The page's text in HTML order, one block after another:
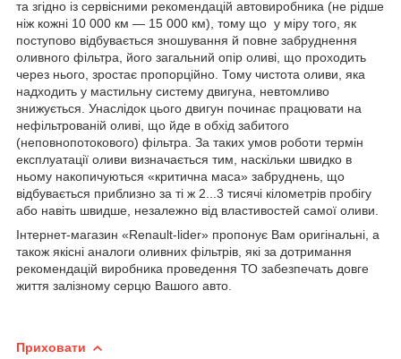
та згідно із сервісними рекомендацій автовиробника (не рідше
ніж кожні 10 000 км — 15 000 км), тому що у міру того, як
поступово відбувається зношування й повне забруднення
оливного фільтра, його загальний опір оливі, що проходить
через нього, зростає пропорційно. Тому чистота оливи, яка
надходить у мастильну систему двигуна, невтомливо
знижується. Унаслідок цього двигун починає працювати на
нефільтрованій оливі, що йде в обхід забитого
(неповнопотокового) фільтра. За таких умов роботи термін
експлуатації оливи визначається тим, наскільки швидко в
ньому накопичуються «критична маса» забруднень, що
відбувається приблизно за ті ж 2...3 тисячі кілометрів пробігу
або навіть швидше, незалежно від властивостей самої оливи.
Інтернет-магазин «Renault-lider» пропонує Вам оригінальні, а
також якісні аналоги оливних фільтрів, які за дотримання
рекомендацій виробника проведення ТО забезпечать довге
життя залізному серцю Вашого авто.
Приховати